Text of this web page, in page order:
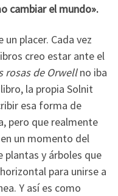
cambiar el mundo».
un placer. Cada vez
creo estar ante el
rosas de Orwellno iba
la propia Solnit
esa forma de
pero que realmente
un momento del
plantas y árboles que
para unirse a
Y así es como